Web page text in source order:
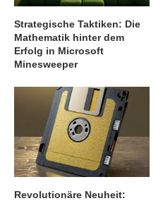
Strategische Taktiken: Die
Mathematik hinter dem
Erfolg in Microsoft
Minesweeper
Revolutionäre Neuheit: